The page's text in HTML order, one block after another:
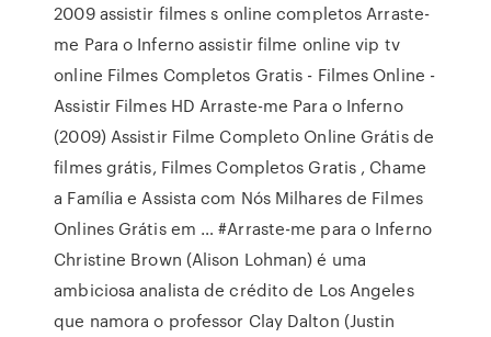
2009 assistir filmes s online completos Arraste-
me Para o Inferno assistir filme online vip tv
online Filmes Completos Gratis - Filmes Online -
Assistir Filmes HD Arraste-me Para o Inferno
(2009) Assistir Filme Completo Online Grátis de
filmes grátis, Filmes Completos Gratis , Chame
a Família e Assista com Nós Milhares de Filmes
Onlines Grátis em … #Arraste-me para o Inferno
Christine Brown (Alison Lohman) é uma
ambiciosa analista de crédito de Los Angeles
que namora o professor Clay Dalton (Justin